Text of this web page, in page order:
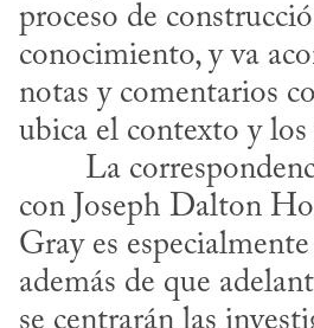
proceso de
conocimiento, y va
notas y comentarios
ubica el contexto y los
con Joseph Dalton
Gray es
además de que
se centrarán las